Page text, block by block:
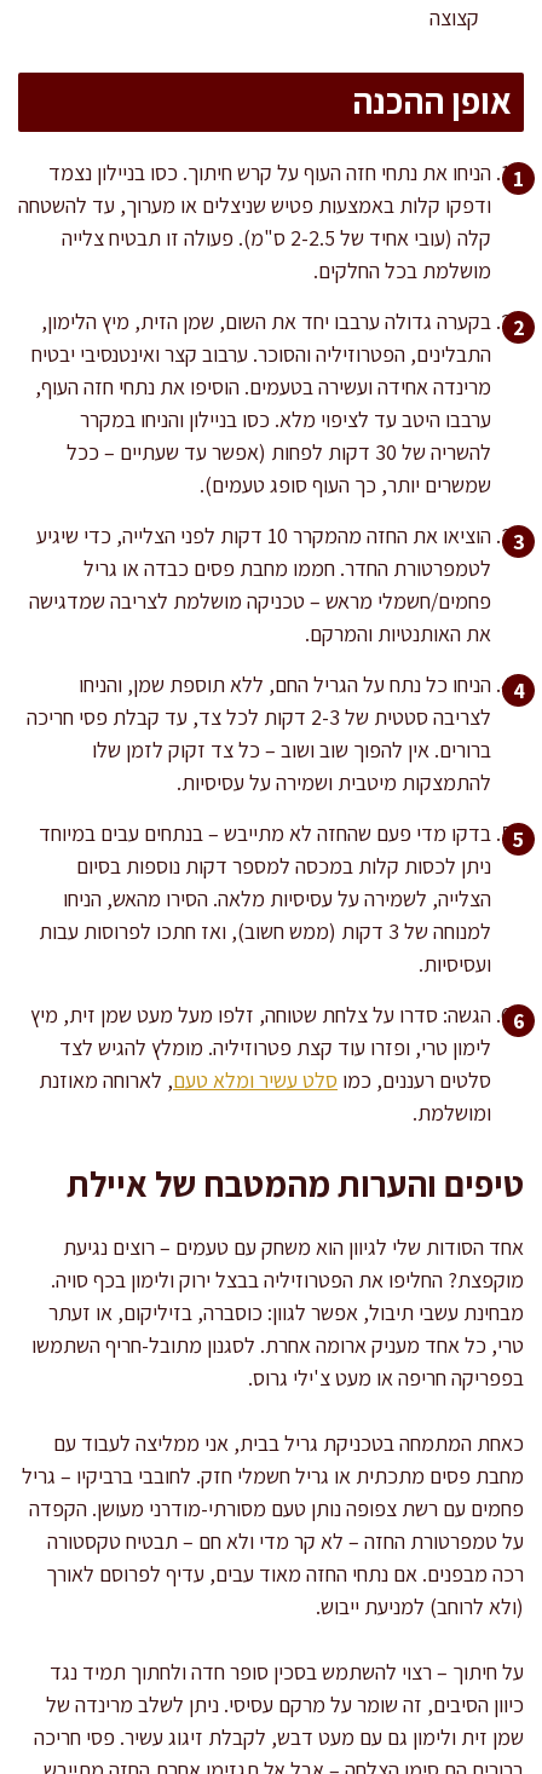
קצוצה
אופן ההכנה
הניחו את נתחי חזה העוף על קרש חיתוך. כסו בניילון נצמד
ודפקו קלות באמצעות פטיש שניצלים או מערוך, עד להשטחה
קלה (עובי אחיד של 2-2.5 ס"מ). פעולה זו תבטיח צלייה
מושלמת בכל החלקים.
בקערה גדולה ערבבו יחד את השום, שמן הזית, מיץ הלימון,
התבלינים, הפטרוזיליה והסוכר. ערבוב קצר ואינטנסיבי יבטיח
מרינדה אחידה ועשירה בטעמים. הוסיפו את נתחי חזה העוף,
ערבבו היטב עד לציפוי מלא. כסו בניילון והניחו במקרר
להשריה של 30 דקות לפחות (אפשר עד שעתיים – ככל
שמשרים יותר, כך העוף סופג טעמים).
הוציאו את החזה מהמקרר 10 דקות לפני הצלייה, כדי שיגיע
לטמפרטורת החדר. חממו מחבת פסים כבדה או גריל
פחמים/חשמלי מראש – טכניקה מושלמת לצריבה שמדגישה
את האותנטיות והמרקם.
הניחו כל נתח על הגריל החם, ללא תוספת שמן, והניחו
לצריבה סטטית של 2-3 דקות לכל צד, עד קבלת פסי חריכה
ברורים. אין להפוך שוב ושוב – כל צד זקוק לזמן שלו
להתמצקות מיטבית ושמירה על עסיסיות.
בדקו מדי פעם שהחזה לא מתייבש – בנתחים עבים במיוחד
ניתן לכסות קלות במכסה למספר דקות נוספות בסיום
הצלייה, לשמירה על עסיסיות מלאה. הסירו מהאש, הניחו
למנוחה של 3 דקות (ממש חשוב), ואז חתכו לפרוסות עבות
ועסיסיות.
הגשה: סדרו על צלחת שטוחה, זלפו מעל מעט שמן זית, מיץ
לימון טרי, ופזרו עוד קצת פטרוזיליה. מומלץ להגיש לצד
סלטים רעננים, כמו סלט עשיר ומלא טעם, לארוחה מאוזנת
ומושלמת.
טיפים והערות מהמטבח של איילת
אחד הסודות שלי לגיוון הוא משחק עם טעמים – רוצים נגיעת
מוקפצת? החליפו את הפטרוזיליה בבצל ירוק ולימון בכף סויה.
מבחינת עשבי תיבול, אפשר לגוון: כוסברה, בזיליקום, או זעתר
טרי, כל אחד מעניק ארומה אחרת. לסגנון מתובל-חריף השתמשו
בפפריקה חריפה או מעט צ'ילי גרוס.
כאחת המתמחה בטכניקת גריל בבית, אני ממליצה לעבוד עם
מחבת פסים מתכתית או גריל חשמלי חזק. לחובבי ברביקיו – גריל
פחמים עם רשת צפופה נותן טעם מסורתי-מודרני מעושן. הקפדה
על טמפרטורת החזה – לא קר מדי ולא חם – תבטיח טקסטורה
רכה מבפנים. אם נתחי החזה מאוד עבים, עדיף לפרוסם לאורך
(ולא לרוחב) למניעת ייבוש.
על חיתוך – רצוי להשתמש בסכין סופר חדה ולחתוך תמיד נגד
כיוון הסיבים, זה שומר על מרקם עסיסי. ניתן לשלב מרינדה של
שמן זית ולימון גם עם מעט דבש, לקבלת זיגוג עשיר. פסי חריכה